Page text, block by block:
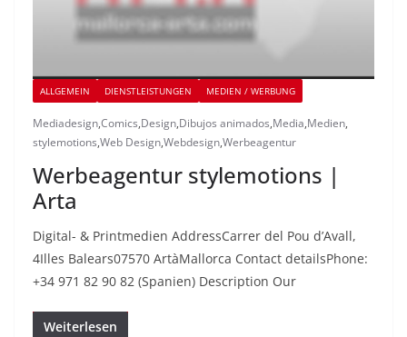
ALLGEMEIN DIENSTLEISTUNGEN MEDIEN / WERBUNG
Mediadesign,Comics,Design,Dibujos animados,Media,Medien,
stylemotions,Web Design,Webdesign,Werbeagentur
Werbeagentur stylemotions |
Arta
Digital- & Printmedien AddressCarrer del Pou d’Avall,
4Illes Balears07570 ArtàMallorca Contact detailsPhone:
+34 971 82 90 82 (Spanien) Description Our
Weiterlesen